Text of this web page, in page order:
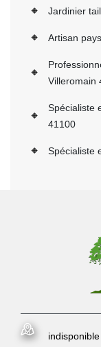
Jardinier
Artisan
Villeromain
Spécialiste
41100
Spécialiste
indisponible